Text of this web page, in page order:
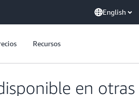
English
Recursos
en